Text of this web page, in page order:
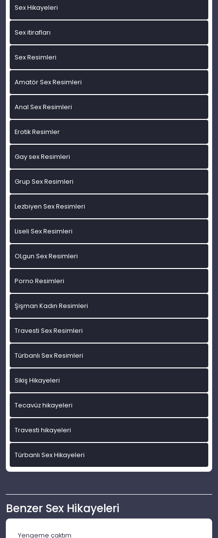
Sex Hikayeleri
Sex itirafları
Sex Resimleri
Amatör Sex Resimleri
Anal Sex Resimleri
Erotik Resimler
Gay sex Resimleri
Grup Sex Resimleri
Lezbiyen Sex Resimleri
Liseli Sex Resimleri
OLgun Sex Resimleri
Porno Resimleri
Şişman Kadın Resimleri
Travesti Sex Resimleri
Türbanlı Sex Resimleri
Sikiş Hikayeleri
Tecavüz hikayeleri
Travesti hikayeleri
Türbanlı Sex Hikayeleri
Benzer Sex Hikayeleri
Yengeme çaktım